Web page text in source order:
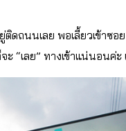
ถนนเลย พอเลี้ยวเข้าซอ
ะ “เลย” ทางเข้าแน่นอน